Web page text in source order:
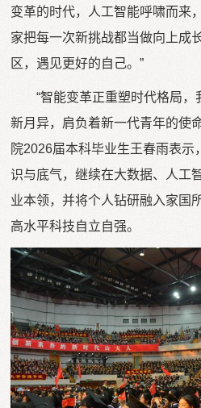
变革的时代，人工智能呼啸而来
家把每一次新挑战都当做向上成
区，遇见更好的自己。”
“智能变革正重塑时代格局
新月异，肩负着新一代青年的使
院2026届本科毕业生王春雨表
识与底气，继续在大数据、人工
业本领，并将个人钻研融入家国
高水平科技自立自强。